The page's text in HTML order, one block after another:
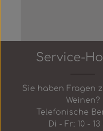
Service-
Sie haben Fragen
Weinen?
Telefonische
Di - Fr: 10 -